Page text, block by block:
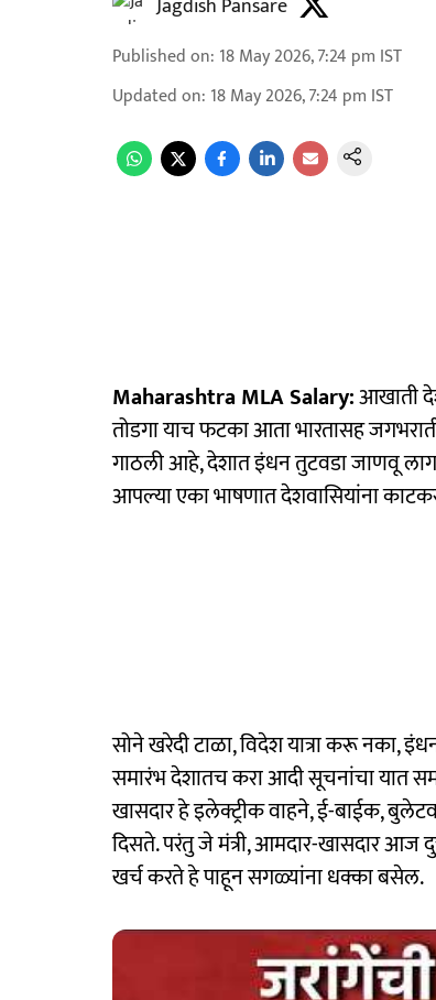
Jagdish Pansare
Published on: 18 May 2026, 7:24 pm IST
Updated on: 18 May 2026, 7:24 pm IST
Maharashtra MLA Salary:आखाती
तोडगा याच फटका आता भारतासह
गाठली आहे, देशात इंधन तुटवडा जाणवू
आपल्या एका भाषणात देशवासियांना
सोने खरेदी टाळा, विदेश यात्रा करू नका,
समारंभ देशातच करा आदी सूचनांचा यात
खासदार हे इलेक्ट्रीक वाहने, ई-बाईक,
दिसते. परंतु जे मंत्री, आमदार-खासदार आज
खर्च करते हे पाहून सगळ्यांना धक्का बसेल.